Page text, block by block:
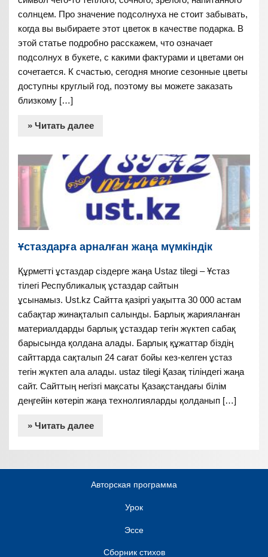
солнцем. Про значение подсолнуха не стоит забывать,
когда вы выбираете этот цветок в качестве подарка. В
этой статье подробно расскажем, что означает
подсолнух в букете, с какими фактурами и цветами он
сочетается. К счастью, сегодня многие сезонные цветы
доступны круглый год, поэтому вы можете заказать
близкому […]
» Читать далее
Ұстаздарға арналған жаңа мүмкіндік
Құрметті ұстаздар сіздерге жаңа Ustaz tilegi – Ұстаз
тілегі Республикалық ұстаздар сайтын
ұсынамыз. Ust.kz Сайтта қазіргі уақытта 30 000 астам
сабақтар жинақталып салынды. Барлық жарияланған
материалдарды барлық ұстаздар тегін жүктеп сабақ
барысында қолдана алады. Барлық құжаттар біздің
сайттарда сақталып 24 сағат бойы кез-келген ұстаз
тегін жүктеп ала алады. ustaz tilegi Қазақ тіліндегі жаңа
сайт. Сайттың негізгі мақсаты Қазақстандағы білім
деңгейін көтеріп жаңа технолгияларды қолданып […]
» Читать далее
Авторская программа
Урок
Эссе
Сборник стихов